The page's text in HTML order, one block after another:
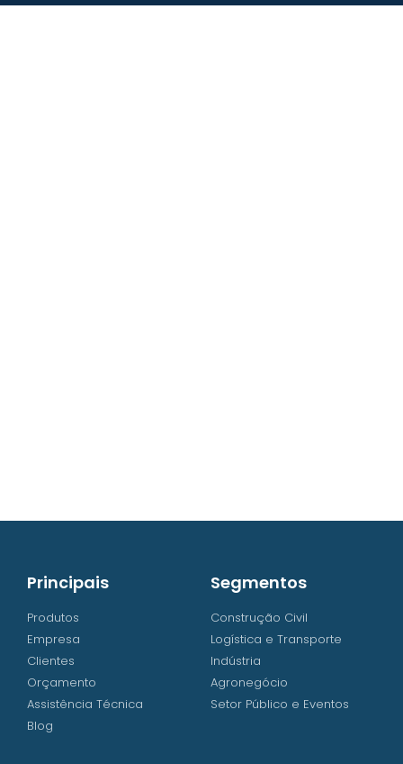
Principais
Produtos
Empresa
Clientes
Orçamento
Assistência Técnica
Blog
Segmentos
Construção Civil
Logística e Transporte
Indústria
Agronegócio
Setor Público e Eventos